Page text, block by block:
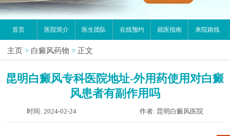
首页 医院简介 医生团队 在线预约 就医指南 来院路线
主页 > 白癜风药物 > 正文
昆明白癜风专科医院地址-外用药使用对白癜
风患者有副作用吗
时间: 2024-02-24 作者: 昆明白癜风医院